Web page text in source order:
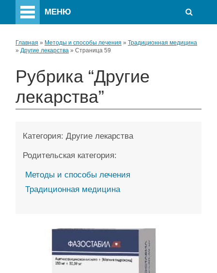
МЕНЮ
Главная » Методы и способы лечения » Традиционная медицина
» Другие лекарства » Страница 59
Рубрика “Другие
лекарства”
Категория: Другие лекарства
Родительская категория:
Методы и способы лечения
Традиционная медицина